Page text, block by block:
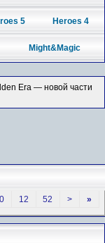
5 Heroes 4
Might&Magic
Era — новой части
12 52 > »